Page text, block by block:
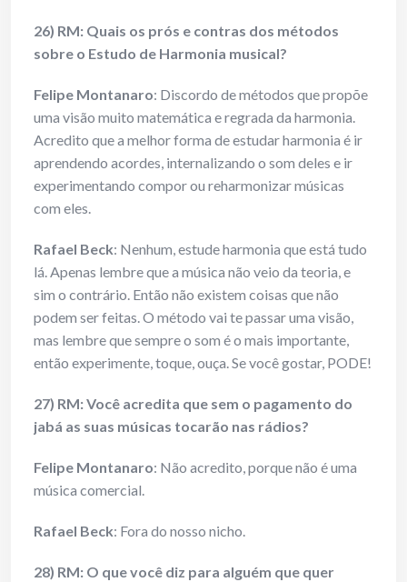
26) RM: Quais os prós e contras dos métodos
sobre o Estudo de Harmonia musical?
Felipe Montanaro: Discordo de métodos que propõe
uma visão muito matemática e regrada da harmonia.
Acredito que a melhor forma de estudar harmonia é ir
aprendendo acordes, internalizando o som deles e ir
experimentando compor ou reharmonizar músicas
com eles.
Rafael Beck: Nenhum, estude harmonia que está tudo
lá. Apenas lembre que a música não veio da teoria, e
sim o contrário. Então não existem coisas que não
podem ser feitas. O método vai te passar uma visão,
mas lembre que sempre o som é o mais importante,
então experimente, toque, ouça. Se você gostar, PODE!
27) RM: Você acredita que sem o pagamento do
jabá as suas músicas tocarão nas rádios?
Felipe Montanaro: Não acredito, porque não é uma
música comercial.
Rafael Beck: Fora do nosso nicho.
28) RM: O que você diz para alguém que quer